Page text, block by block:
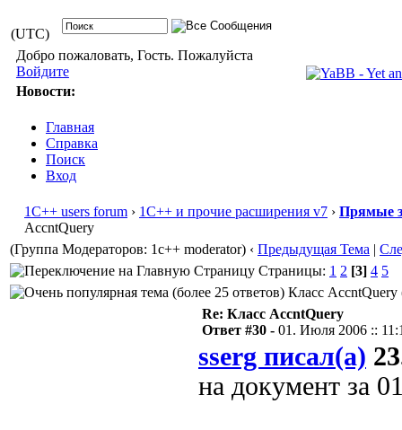
(UTC)
Добро пожаловать, Гость. Пожалуйста
Войдите
Новости:
Главная
Справка
Поиск
Вход
1С++ users forum › 1С++ и прочие расширения v7 › Прямые
AccntQuery
(Группа Модераторов: 1c++ moderator) ‹ Предыдущая Тема |
Страницы: 1 2 [3] 4 5
Класс AccntQuery
Re: Класс AccntQuery
Ответ #30 - 01. Июля 2006 ::
sserg писал(а)
на документ за